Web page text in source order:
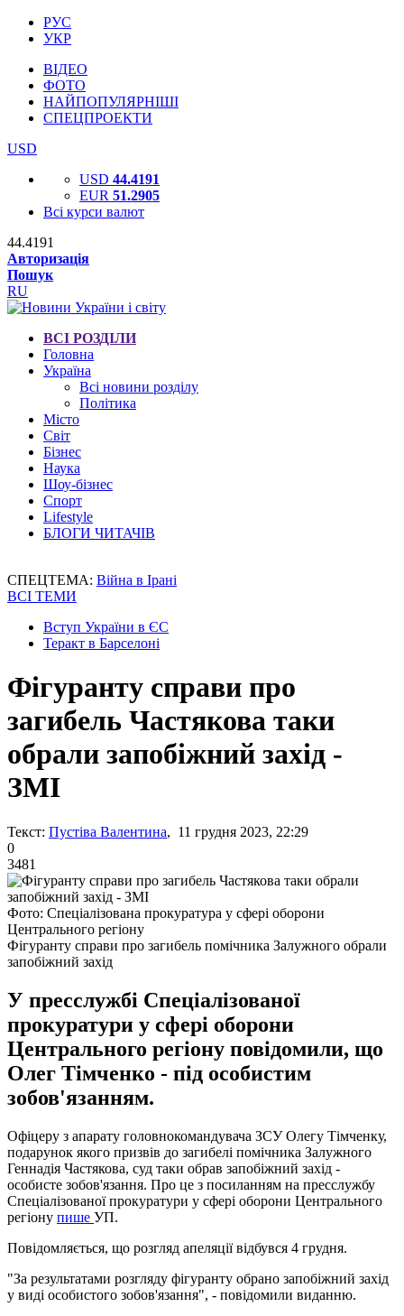
РУС
УКР
ВІДЕО
ФОТО
НАЙПОПУЛЯРНІШІ
СПЕЦПРОЕКТИ
USD
USD 44.4191
EUR 51.2905
Всі курси валют
44.4191
Авторизація
Пошук
RU
ВСІ РОЗДІЛИ
Головна
Україна
Всі новини розділу
Політика
Місто
Світ
Бізнес
Наука
Шоу-бізнес
Спорт
Lifestyle
БЛОГИ ЧИТАЧІВ
СПЕЦТЕМА: Війна в Ірані
ВСІ ТЕМИ
Вступ України в ЄС
Теракт в Барселоні
Фігуранту справи про
загибель Частякова таки
обрали запобіжний захід -
ЗМІ
Текст: Пустіва Валентина, 11 грудня 2023, 22:29
0
3481
Фото: Спеціалізована прокуратура у сфері оборони
Центрального регіону
Фігуранту справи про загибель помічника Залужного обрали
запобіжний захід
У пресслужбі Спеціалізованої
прокуратури у сфері оборони
Центрального регіону повідомили, що
Олег Тімченко - під особистим
зобов'язанням.
Офіцеру з апарату головнокомандувача ЗСУ Олегу Тімченку,
подарунок якого призвів до загибелі помічника Залужного
Геннадія Частякова, суд таки обрав запобіжний захід -
особисте зобов'язання. Про це з посиланням на пресслужбу
Спеціалізованої прокуратури у сфері оборони Центрального
регіону пише УП.
Повідомляється, що розгляд апеляції відбувся 4 грудня.
"За результатами розгляду фігуранту обрано запобіжний захід
у виді особистого зобов'язання", - повідомили виданню.